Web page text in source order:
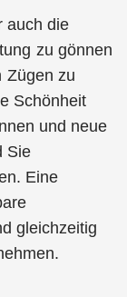
auch die
zu gönnen
Zügen zu
Schönheit
und neue
Sie
Eine
gleichzeitig